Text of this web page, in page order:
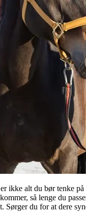
ikke alt du bør tenke
så lenge du
Sørger du for at dere